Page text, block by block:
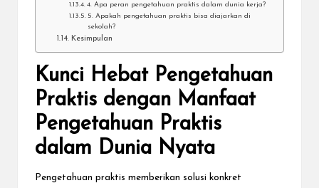
4. Apa peran pengetahuan praktis dalam dunia kerja?
5. Apakah pengetahuan praktis bisa diajarkan di
sekolah?
Kesimpulan
Kunci Hebat Pengetahuan
Praktis dengan Manfaat
Pengetahuan Praktis
dalam Dunia Nyata
Pengetahuan praktis memberikan solusi konkret